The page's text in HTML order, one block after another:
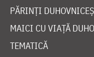
PĂRINȚI
MAICI CU VIAȚĂ
TEMATICĂ